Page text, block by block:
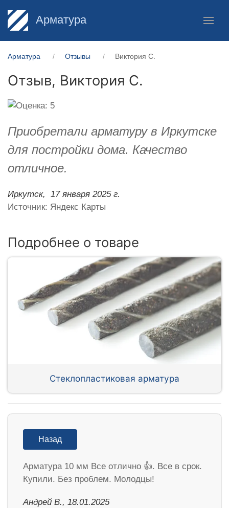
Арматура
Арматура Отзывы Виктория С.
Отзыв, Виктория С.
Приобретали арматуру в Иркутске
для постройки дома. Качество
отличное.
Иркутск,
17 января 2025 г.
Источник: Яндекс Карты
Подробнее о товаре
Стеклопластиковая арматура
Назад
Арматура 10 мм Все отлично 👍. Все в срок.
Купили. Без проблем. Молодцы!
Андрей В., 18.01.2025